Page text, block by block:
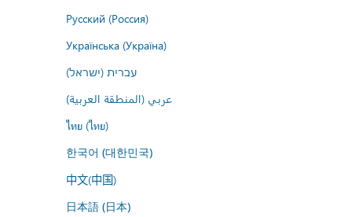
Русский (Россия)
Українська (Україна)
עברית (ישראל)
عربي (المنطقة العربية)
ไทย (ไทย)
한국어 (대한민국)
中文(中国)
日本語 (日本)